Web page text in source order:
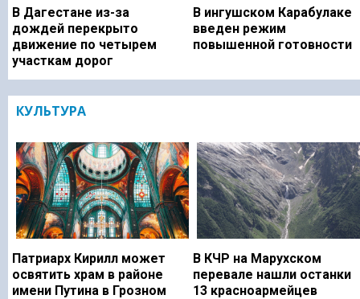
В Дагестане из-за
дождей перекрыто
движение по четырем
участкам дорог
В ингушском Карабулаке
введен режим
повышенной готовности
КУЛЬТУРА
Патриарх Кирилл может
освятить храм в районе
имени Путина в Грозном
В КЧР на Марухском
перевале нашли останки
13 красноармейцев